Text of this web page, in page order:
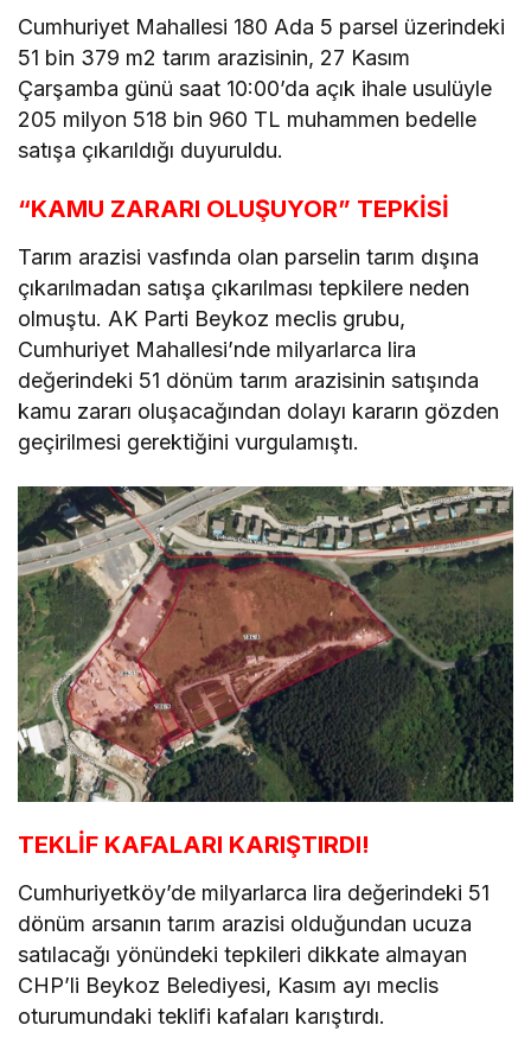
Cumhuriyet Mahallesi 180 Ada 5 parsel üzerindeki
51 bin 379 m2 tarım arazisinin, 27 Kasım
Çarşamba günü saat 10:00’da açık ihale usulüyle
205 milyon 518 bin 960 TL muhammen bedelle
satışa çıkarıldığı duyuruldu.
“KAMU ZARARI OLUŞUYOR” TEPKİSİ
Tarım arazisi vasfında olan parselin tarım dışına
çıkarılmadan satışa çıkarılması tepkilere neden
olmuştu. AK Parti Beykoz meclis grubu,
Cumhuriyet Mahallesi’nde milyarlarca lira
değerindeki 51 dönüm tarım arazisinin satışında
kamu zararı oluşacağından dolayı kararın gözden
geçirilmesi gerektiğini vurgulamıştı.
TEKLİF KAFALARI KARIŞTIRDI!
Cumhuriyetköy’de milyarlarca lira değerindeki 51
dönüm arsanın tarım arazisi olduğundan ucuza
satılacağı yönündeki tepkileri dikkate almayan
CHP’li Beykoz Belediyesi, Kasım ayı meclis
oturumundaki teklifi kafaları karıştırdı.